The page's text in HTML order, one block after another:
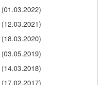
(01.03.2022)
(12.03.2021)
(18.03.2020)
(03.05.2019)
(14.03.2018)
(17.02.2017)